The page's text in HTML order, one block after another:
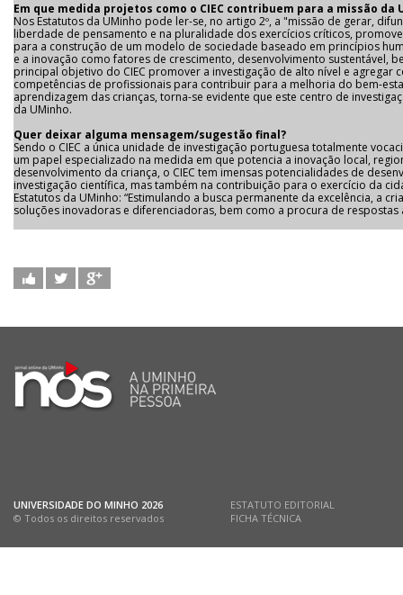
Em que medida projetos como o CIEC contribuem para a missão da
Nos Estatutos da UMinho pode ler-se, no artigo 2º, a "missão de gerar,
liberdade de pensamento e na pluralidade dos exercícios críticos,
para a construção de um modelo de sociedade baseado em princípios
e a inovação como fatores de crescimento, desenvolvimento sustentável,
principal objetivo do CIEC promover a investigação de alto nível e agregar
competências de profissionais para contribuir para a melhoria do bem-
aprendizagem das crianças, torna-se evidente que este centro de
da UMinho.
Quer deixar alguma mensagem/sugestão final?
Sendo o CIEC a única unidade de investigação portuguesa totalmente
um papel especializado na medida em que potencia a inovação local,
desenvolvimento da criança, o CIEC tem imensas potencialidades de
investigação científica, mas também na contribuição para o exercício da
Estatutos da UMinho: “Estimulando a busca permanente da excelência, a
soluções inovadoras e diferenciadoras, bem como a procura de respostas
UNIVERSIDADE DO MINHO 2026
© Todos os direitos reservados
ESTATUTO EDITORIAL
FICHA TÉCNICA